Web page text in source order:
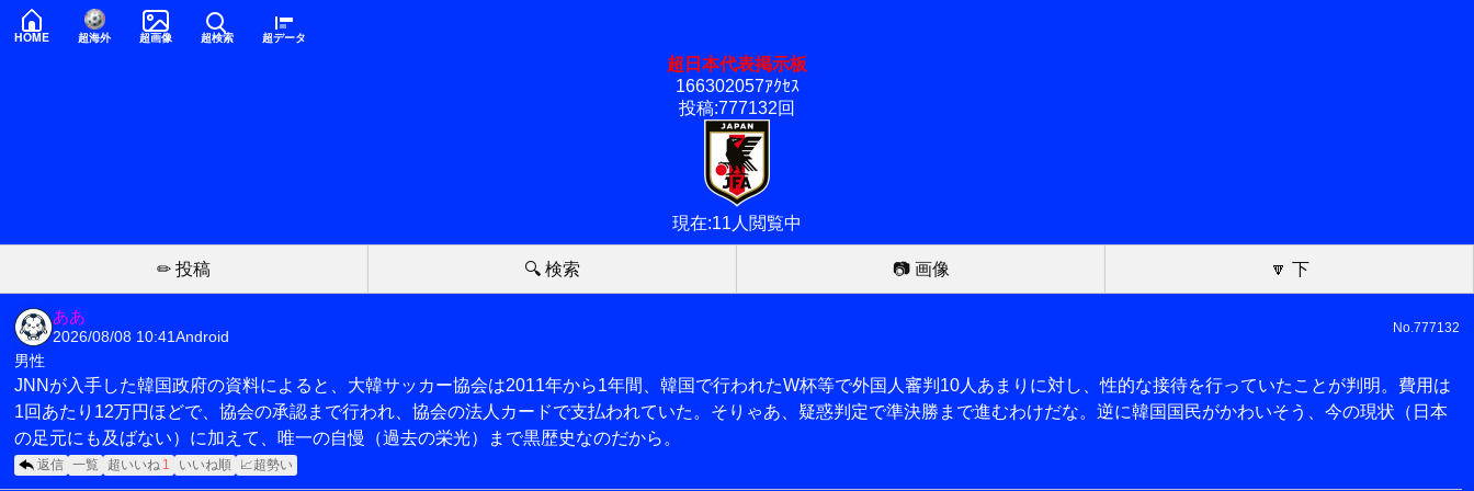
HOME 超海外 超画像 超検索 超データ
超日本代表掲示板
166302057ｱｸｾｽ
投稿:777132回
現在:11人閲覧中
✏ 投稿 🔍 検索 📷 画像 🔽 下
ああ
2026/08/08 10:41Android
No.777132
男性
JNNが入手した韓国政府の資料によると、大韓サッカー協会は2011年から1年間、韓国で行われたW杯等で外国人審判10人あまりに対し、性的な接待を行っていたことが判明。費用は
1回あたり12万円ほどで、協会の承認まで行われ、協会の法人カードで支払われていた。そりゃあ、疑惑判定で準決勝まで進むわけだな。逆に韓国国民がかわいそう、今の現状（日本
の足元にも及ばない）に加えて、唯一の自慢（過去の栄光）まで黒歴史なのだから。
返信 一覧 超いいね 1 いいね順 📈超勢い